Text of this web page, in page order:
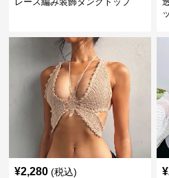
¥2,280 (税込) ¥